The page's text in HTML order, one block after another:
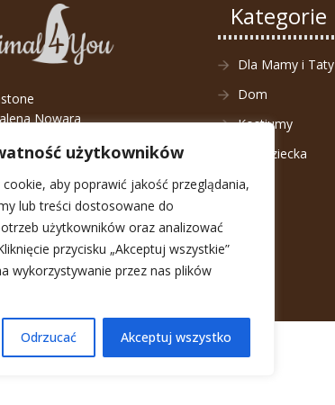
użytkowników
aby poprawić jakość przeglądania,
lub treści dostosowane do
użytkowników oraz analizować
przycisku „Akceptuj wszystkie”
wykorzystywanie przez nas plików
Odrzucać Akceptuj wszystko
Nowara
Wrocław
sklep@animal4you.pl
+48 790 650 790
Kategorie
Dla Mamy i Taty
Dom
Kostiumy
Dla Dziecka